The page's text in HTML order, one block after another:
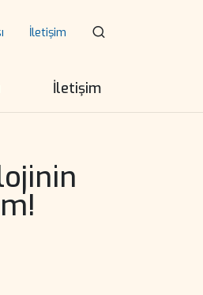
İletişim
İletişim